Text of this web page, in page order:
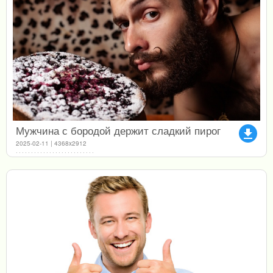
file_download
Мужчина с бородой держит сладкий пирог
2025-02-11 | 4368x2912